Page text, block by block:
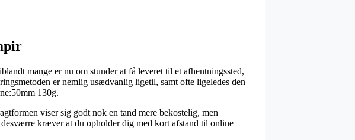
mange er nu om stunder at få leveret til et afhentningssted,
er nemlig usædvanlig ligetil, samt ofte ligeledes den
130g.
viser sig godt nok en tand mere bekostelig, men
kræver at du opholder dig med kort afstand til online